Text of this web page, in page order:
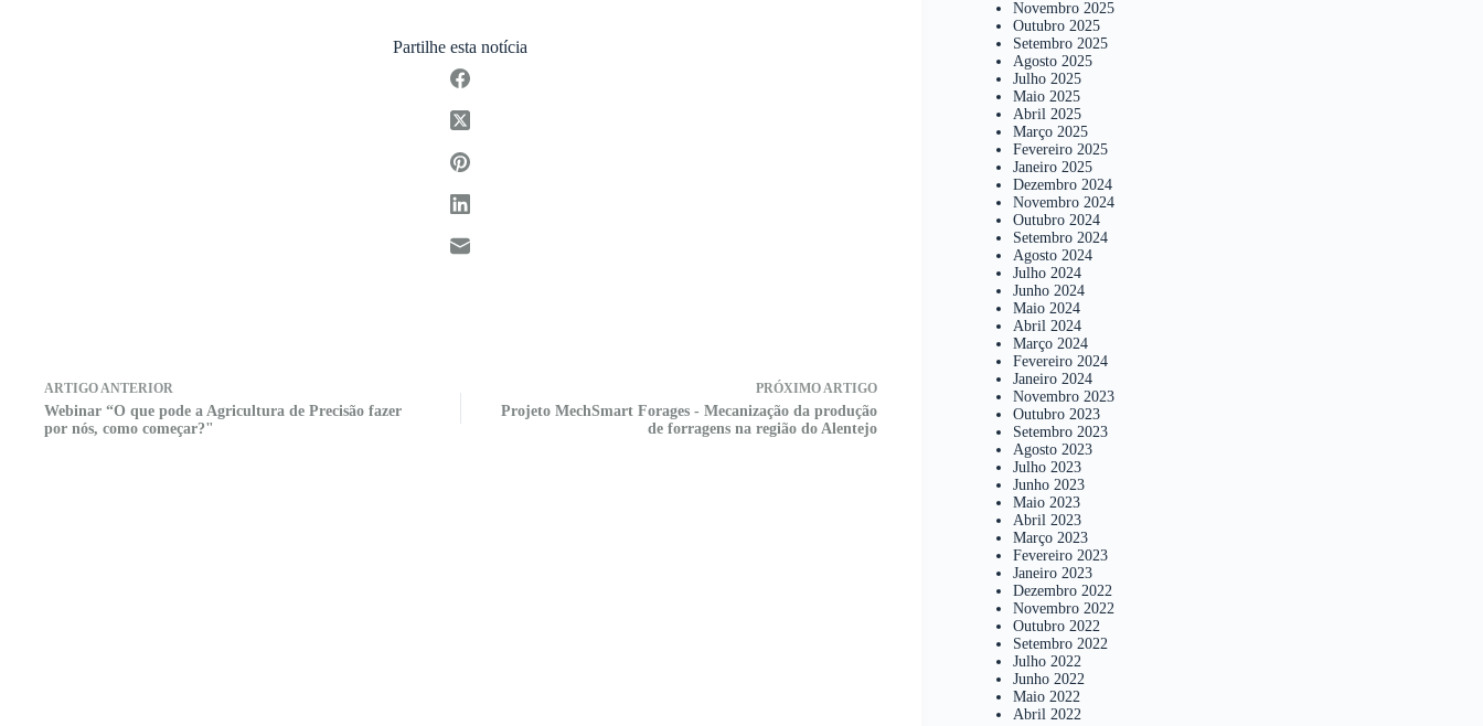
Partilhe esta notícia
ARTIGOANTERIOR
Webinar “O que pode a Agricultura de Precisão fazer
por nós, como começar?"
PRÓXIMOARTIGO
Projeto MechSmart Forages - Mecanização da produção
de forragens na região do Alentejo
Novembro 2025
Outubro 2025
Setembro 2025
Agosto 2025
Julho 2025
Maio 2025
Abril 2025
Março 2025
Fevereiro 2025
Janeiro 2025
Dezembro 2024
Novembro 2024
Outubro 2024
Setembro 2024
Agosto 2024
Julho 2024
Junho 2024
Maio 2024
Abril 2024
Março 2024
Fevereiro 2024
Janeiro 2024
Novembro 2023
Outubro 2023
Setembro 2023
Agosto 2023
Julho 2023
Junho 2023
Maio 2023
Abril 2023
Março 2023
Fevereiro 2023
Janeiro 2023
Dezembro 2022
Novembro 2022
Outubro 2022
Setembro 2022
Julho 2022
Junho 2022
Maio 2022
Abril 2022